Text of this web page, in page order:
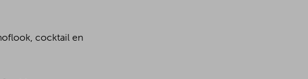
cocktail en